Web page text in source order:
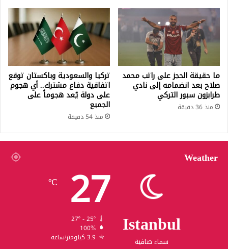
ما حقيقة الحجز على راتب محمد
صلاح بعد انضمامه إلى نادي
طرابزون سبور التركي
منذ 36 دقيقة
تركيا والسعودية وباكستان توقع
اتفاقية دفاع مشترك.. أي هجوم
على دولة يُعد هجوماً على
الجميع
منذ 54 دقيقة
Weather
Istanbul
سماء صافية
27
℃
27º - 25º
100%
3.9 كيلومتر/ساعة